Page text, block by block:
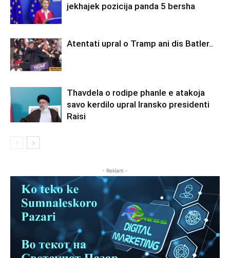
jekhajek pozicija panda 5 bersha
Atentati upral o Tramp ani dis Batler..
Thavdela o rodipe phanle e atakoja
savo kerdilo upral Iransko presidenti
Raisi
- Reklam -